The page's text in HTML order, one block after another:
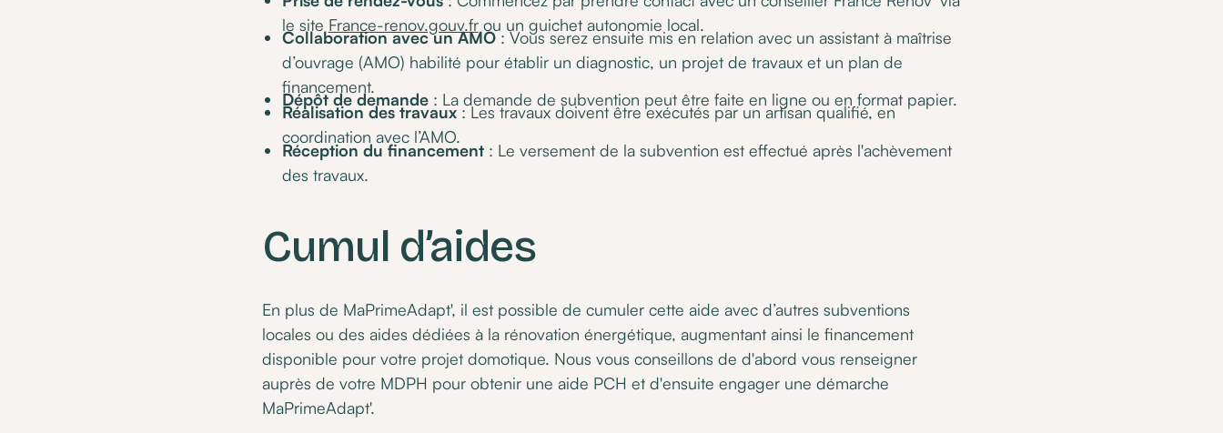
le site France-renov.gouv.frou un guichet autonomie local.
Collaboration avec un AMO: Vous serez ensuite mis en relation avec un assistant à maîtrise
d’ouvrage (AMO) habilité pour établir un diagnostic, un projet de travaux et un plan de
financement.
Dépôt de demande: La demande de subvention peut être faite en ligne ou en format papier.
Réalisation des travaux: Les travaux doivent être exécutés par un artisan qualifié, en
coordination avec l’AMO.
Réception du financement: Le versement de la subvention est effectué après l'achèvement
des travaux.
Cumul d’aides
En plus de MaPrimeAdapt', il est possible de cumuler cette aide avec d’autres subventions
locales ou des aides dédiées à la rénovation énergétique, augmentant ainsi le financement
disponible pour votre projet domotique. Nous vous conseillons de d'abord vous renseigner
auprès de votre MDPH pour obtenir une aide PCH et d'ensuite engager une démarche
MaPrimeAdapt'.